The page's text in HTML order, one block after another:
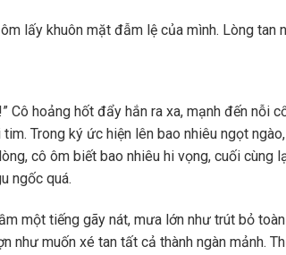
lấy khuôn mặt đẫm lệ của mình. Lòng tan
Cô hoảng hốt đẩy hắn ra xa, mạnh đến nỗi
Trong ký ức hiện lên bao nhiêu ngọt
cô ôm biết bao nhiêu hi vọng, cuối cùng
ngốc quá.
một tiếng gãy nát, mưa lớn như trút bỏ
như muốn xé tan tất cả thành ngàn mảnh.